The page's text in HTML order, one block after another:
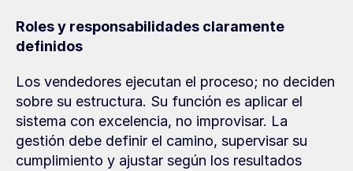
Roles y responsabilidades claramente
definidos
Los vendedores ejecutan el proceso; no deciden
sobre su estructura. Su función es aplicar el
sistema con excelencia, no improvisar. La
gestión debe definir el camino, supervisar su
cumplimiento y ajustar según los resultados